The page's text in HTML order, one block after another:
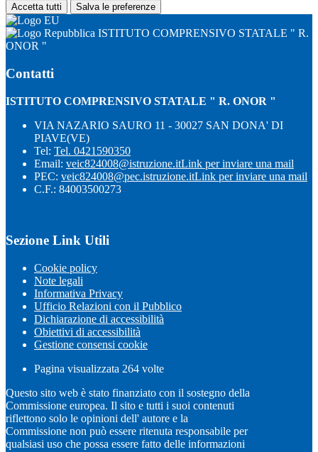
Accetta tutti Salva le preferenze
ISTITUTO COMPRENSIVO STATALE " R.
ONOR "
Contatti
ISTITUTO COMPRENSIVO STATALE " R. ONOR "
VIA NAZARIO SAURO 11 - 30027 SAN DONA' DI
PIAVE(VE)
Tel: Tel. 0421590350
Email: veic824008@istruzione.itLink per inviare una mail
PEC: veic824008@pec.istruzione.itLink per inviare una mail
C.F.: 84003500273
Sezione Link Utili
Cookie policy
Note legali
Informativa Privacy
Ufficio Relazioni con il Pubblico
Dichiarazione di accessibilità
Obiettivi di accessibilità
Gestione consensi cookie
Pagina visualizzata 264 volte
Questo sito web è stato finanziato con il sostegno della
Commissione europea. Il sito e tutti i suoi contenuti
riflettono solo le opinioni dell' autore e la
Commissione non può essere ritenuta responsabile per
qualsiasi uso che possa essere fatto delle informazioni